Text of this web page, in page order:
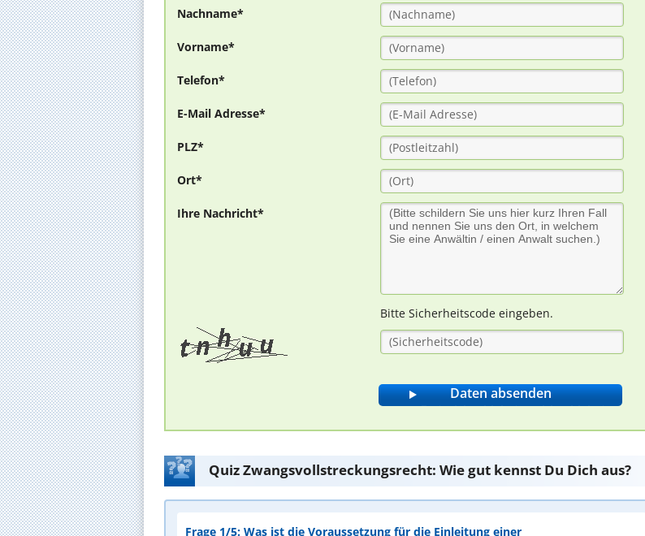
Nachname*
Vorname*
Telefon*
E-Mail Adresse*
PLZ*
Ort*
Ihre Nachricht*
Bitte Sicherheitscode eingeben.
Quiz Zwangsvollstreckungsrecht: Wie gut kennst Du Dich aus?
Frage 1/5: Was ist die Voraussetzung für die Einleitung einer